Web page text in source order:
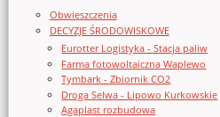
Obwieszczenia
DECYZJE ŚRODOWISKOWE
Eurotter Logistyka - Stacja paliw
Farma fotowoltaiczna Waplewo
Tymbark - Zbiornik CO2
Droga Selwa - Lipowo Kurkowskie
Agaplast rozbudowa